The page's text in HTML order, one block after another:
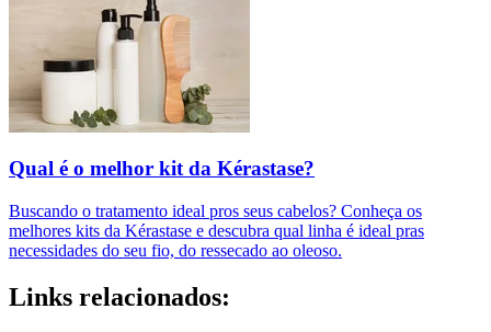
Qual é o melhor kit da Kérastase?
Buscando o tratamento ideal pros seus cabelos? Conheça os
melhores kits da Kérastase e descubra qual linha é ideal pras
necessidades do seu fio, do ressecado ao oleoso.
Links relacionados: